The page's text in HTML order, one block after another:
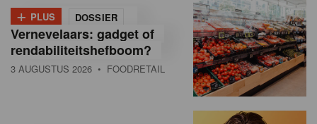
+ PLUS DOSSIER
Vernevelaars: gadget of
rendabiliteitshefboom?
3 AUGUSTUS 2026 • FOODRETAIL